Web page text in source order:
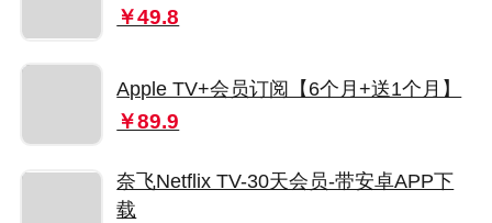
￥49.8
Apple TV+会员订阅【6个月+送1个月】
￥89.9
奈飞Netflix TV-30天会员-带安卓APP下
载